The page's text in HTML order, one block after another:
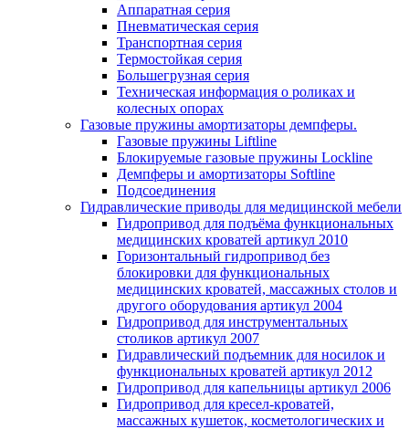
Аппаратная серия
Пневматическая серия
Транспортная серия
Термостойкая серия
Большегрузная серия
Техническая информация о роликах и
колесных опорах
Газовые пружины амортизаторы демпферы.
Газовые пружины Liftline
Блокируемые газовые пружины Lockline
Демпферы и амортизаторы Softline
Подсоединения
Гидравлические приводы для медицинской мебели
Гидропривод для подъёма функциональных
медицинских кроватей артикул 2010
Горизонтальный гидропривод без
блокировки для функциональных
медицинских кроватей, массажных столов и
другого оборудования артикул 2004
Гидропривод для инструментальных
столиков артикул 2007
Гидравлический подъемник для носилок и
функциональных кроватей артикул 2012
Гидропривод для капельницы артикул 2006
Гидропривод для кресел-кроватей,
массажных кушеток, косметологических и